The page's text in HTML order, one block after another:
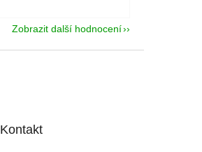
Zobrazit další hodnocení
Kontakt